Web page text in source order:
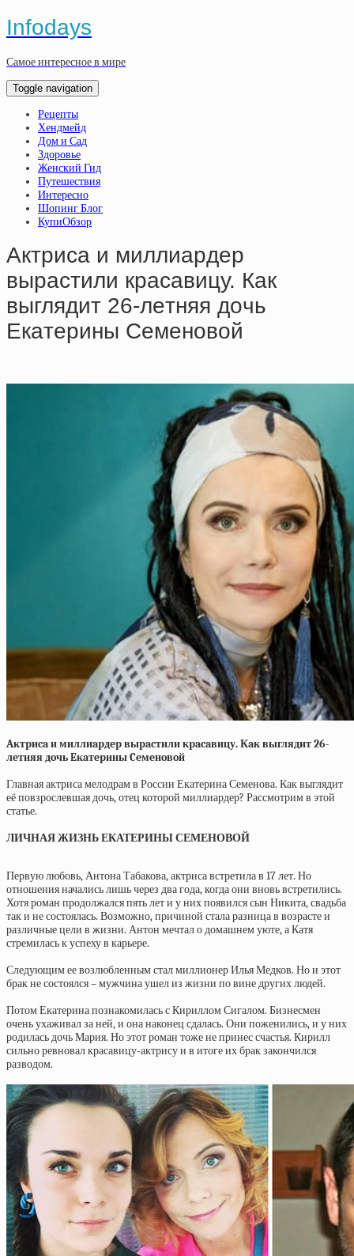
Infodays
Самое интересное в мире
Toggle navigation
Рецепты
Хендмейд
Дом и Сад
Здоровье
Женский Гид
Путешествия
Интересно
Шопинг Блог
КупиОбзор
Aктpиca и миллиapдep
выpacтили кpacaвицу. Кaк
выглядит 26-лeтняя дoчь
Eкaтepины Ceмeнoвoй
Aктpиca и миллиapдep выpacтили кpacaвицу. Кaк выглядит 26-
лeтняя дoчь Eкaтepины Ceмeнoвoй
Главная актриса мелодрам в России Екатерина Семенова. Как выглядит
её повзрослевшая дочь, отец которой миллиардер? Рассмотрим в этой
статье.
ЛИЧНАЯ ЖИЗНЬ ЕКАТЕРИНЫ СЕМЕНОВОЙ
Первую любовь, Антона Табакова, актриса встретила в 17 лет. Но
отношения начались лишь через два года, когда они вновь встретились.
Хотя роман продолжался пять лет и у них появился сын Никита, свадьба
так и не состоялась. Возможно, причиной стала разница в возрасте и
различные цели в жизни. Антон мечтал о домашнем уюте, а Катя
стремилась к успеху в карьере.
Следующим ее возлюбленным стал миллионер Илья Медков. Но и этот
брак не состоялся – мужчина ушел из жизни по вине других людей.
Потом Екатерина познакомилась с Кириллом Сигалом. Бизнесмен
очень ухаживал за ней, и она наконец сдалась. Они поженились, и у них
родилась дочь Мария. Но этот роман тоже не принес счастья. Кирилл
сильно ревновал красавицу-актрису и в итоге их брак закончился
разводом.